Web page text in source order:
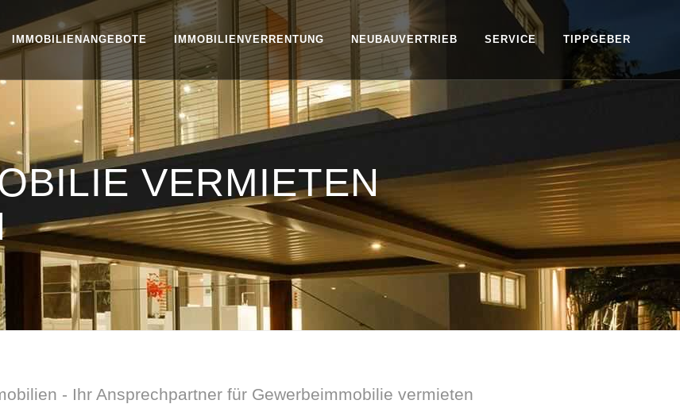
IMMOBILIENANGEBOTE IMMOBILIENVERRENTUNG NEUBAUVERTRIEB SERVICE TIPPGEBER
VERMIETEN
- Ihr Ansprechpartner für Gewerbeimmobilie vermieten